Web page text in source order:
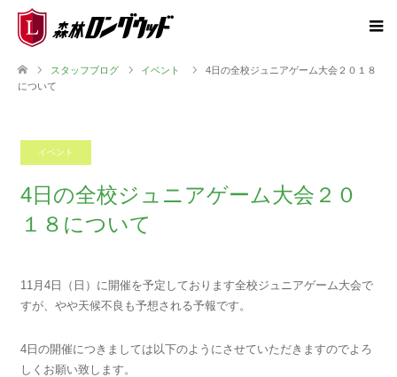
スタッフブログ イベント
4日の全校ジュニアゲーム大会２０１８
について
イベント
4日の全校ジュニアゲーム大会２０
１８について
11月4日（日）に開催を予定しております全校ジュニアゲーム大会で
すが、やや天候不良も予想される予報です。
4日の開催につきましては以下のようにさせていただきますのでよろ
しくお願い致します。